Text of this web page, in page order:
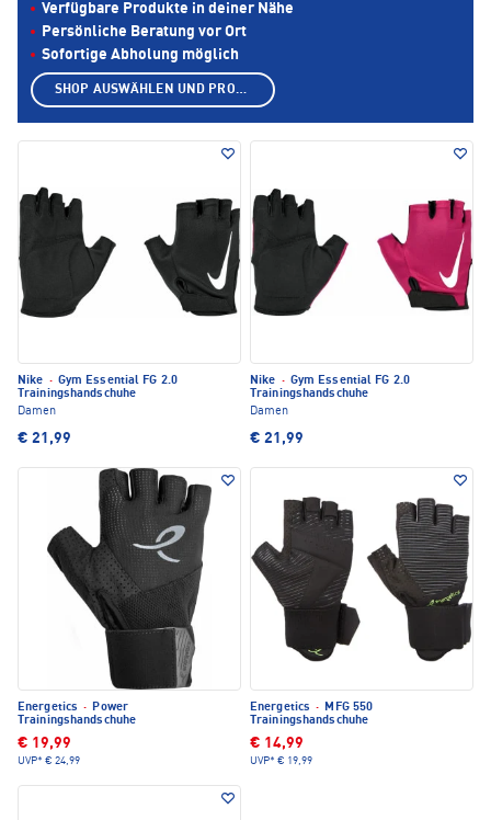
Nike · Gym Essential FG 2.0
Trainingshandschuhe
Damen
€ 21,99
Nike · Gym Essential FG 2.0
Trainingshandschuhe
Damen
€ 21,99
Energetics · Power
Trainingshandschuhe
€ 19,99
UVP* € 24,99
Energetics · MFG 550
Trainingshandschuhe
€ 14,99
UVP* € 19,99
Verfügbare Produkte in deiner Nähe
Persönliche Beratung vor Ort
Sofortige Abholung möglich
SHOP AUSWÄHLEN UND PRODUKTE ANZEIGEN